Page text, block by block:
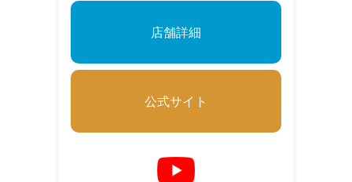
店舗詳細
公式サイト